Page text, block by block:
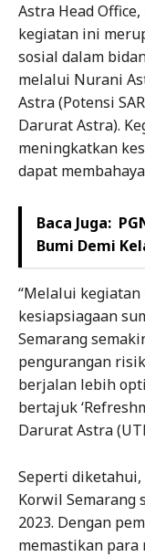
Astra Head
kegiatan ini
sosial dalam
melalui Nurani
Astra (Potensi
Darurat Astra).
meningkatkan
dapat
Baca Juga:
Bumi Demi
“Melalui
kesiapsiagaan
Semarang
pengurangan
berjalan lebih
bertajuk
Darurat Astra
Seperti diketahui,
Korwil
2023. Dengan
memastikan